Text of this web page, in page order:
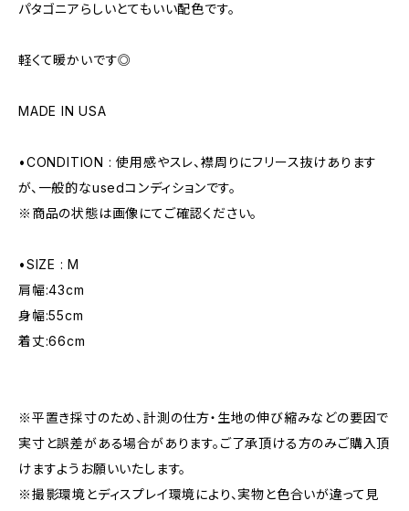
パタゴニアらしいとてもいい配色です。
軽くて暖かいです◎
MADE IN USA
•CONDITION : 使用感やスレ、襟周りにフリース抜けあります
が、一般的なusedコンディションです。
※商品の状態は画像にてご確認ください。
•SIZE : M
肩幅:43cm
身幅:55cm
着丈:66cm
※平置き採寸のため、計測の仕方・生地の伸び縮みなどの要因で
実寸と誤差がある場合があります。ご了承頂ける方のみご購入頂
けますようお願いいたします。
※撮影環境とディスプレイ環境により、実物と色合いが違って見